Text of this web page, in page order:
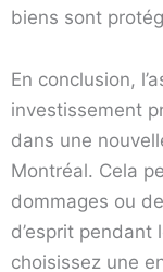
biens sont
En conclusion,
investissement
dans une
Montréal. Cela
dommages ou
d’esprit pendant
choisissez une